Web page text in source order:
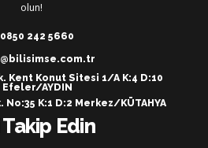
olun!
0850 242 5660
Kent Konut Sitesi 1/A K:4 D:10
Efeler/AYDIN
No:35 K:1 D:2 Merkez/KÜTAHYA
Takip Edin